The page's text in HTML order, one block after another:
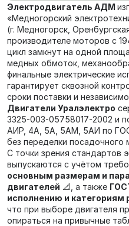
Электродвигатель АДМ
«Медногорский
(г. Медногорск,
производителе моторов с
цикл замкнут на одной
медных обмоток,
финальные электрические
гарантирует сквозной
сроки поставки и
Двигатели Уралэлектро
3325-003-05758017-2002 и
АИР, 4А, 5А, 5АМ, 5АИ по
без переделки посадочного
С точки зрения стандартов
выпускаются с учётом
основным размерам и
двигателей 📐, а также
исполнению и категориям
что при выборе двигателя
опираться на привычные